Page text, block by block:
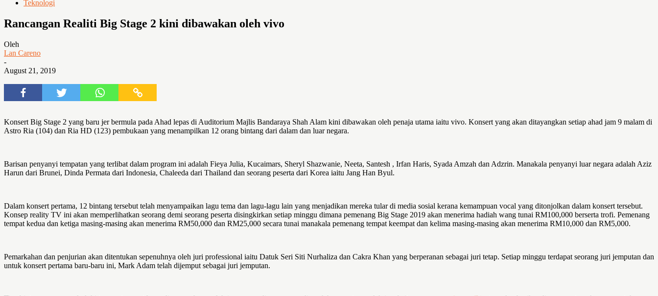
Teknologi
Rancangan Realiti Big Stage 2 kini dibawakan oleh vivo
Oleh
Lan Careno
-
August 21, 2019
Konsert Big Stage 2 yang baru jer bermula pada Ahad lepas di Auditorium Majlis Bandaraya Shah Alam kini dibawakan oleh penaja utama iaitu vivo. Konsert yang akan ditayangkan setiap ahad jam 9 malam di
Astro Ria (104) dan Ria HD (123) pembukaan yang menampilkan 12 orang bintang dari dalam dan luar negara.
Barisan penyanyi tempatan yang terlibat dalam program ini adalah Fieya Julia, Kucaimars, Sheryl Shazwanie, Neeta, Santesh , Irfan Haris, Syada Amzah dan Adzrin. Manakala penyanyi luar negara adalah Aziz
Harun dari Brunei, Dinda Permata dari Indonesia, Chaleeda dari Thailand dan seorang peserta dari Korea iaitu Jang Han Byul.
Dalam konsert pertama, 12 bintang tersebut telah menyampaikan lagu tema dan lagu-lagu lain yang menjadikan mereka tular di media sosial kerana kemampuan vocal yang ditonjolkan dalam konsert tersebut.
Konsep reality TV ini akan memperlihatkan seorang demi seorang peserta disingkirkan setiap minggu dimana pemenang Big Stage 2019 akan menerima hadiah wang tunai RM100,000 berserta trofi. Pemenang
tempat kedua dan ketiga masing-masing akan menerima RM50,000 dan RM25,000 secara tunai manakala pemenang tempat keempat dan kelima masing-masing akan menerima RM10,000 dan RM5,000.
Pemarkahan dan penjurian akan ditentukan sepenuhnya oleh juri professional iaitu Datuk Seri Siti Nurhaliza dan Cakra Khan yang berperanan sebagai juri tetap. Setiap minggu terdapat seorang juri jemputan dan
untuk konsert pertama baru-baru ini, Mark Adam telah dijemput sebagai juri jemputan.